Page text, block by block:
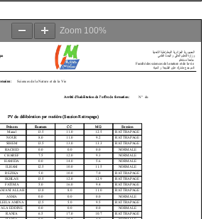
Zoom 100%